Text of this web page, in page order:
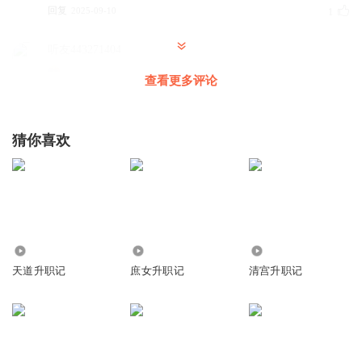
查看更多评论
猜你喜欢
天道升职记 庶女升职记 清宫升职记